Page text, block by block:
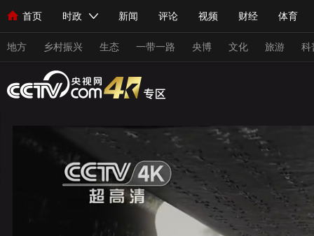
首页 时政 新闻 评论 视频 财经 体育
人民领袖习近平 联播+ 中国领导人 央视快评 习式妙语
直播 栏目大全 节目单 听音 微视频 主持人
海外频道 iPanda English Монгол
地方 乡村振兴 生态 一带一路 央博 文化 旅游 科
总台春晚 网络春晚 共产党员网
评论 经济 军事
人民领袖习近平 联播+ 热解读 天天学习 习式妙
小央直播 直播中国 熊猫频道